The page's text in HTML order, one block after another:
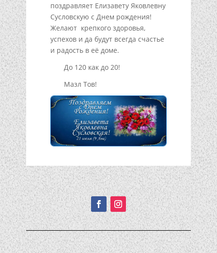
поздравляет Елизавету Яковлевну
Сусловскую с Днем рождения!
Желают крепкого здоровья,
успехов и да будут всегда счастье
и радость в её доме.
До 120 как до 20!
Мазл Тов!
Подписывайтесь!